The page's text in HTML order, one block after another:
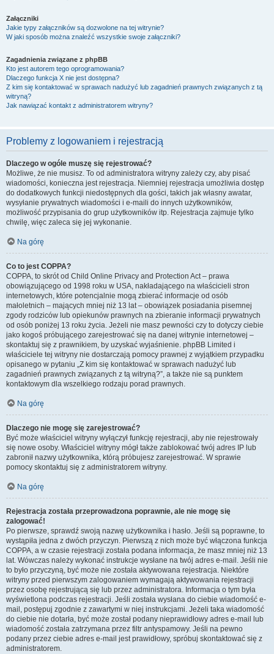
Załączniki
Jakie typy załączników są dozwolone na tej witrynie?
W jaki sposób można znaleźć wszystkie swoje załączniki?
Zagadnienia związane z phpBB
Kto jest autorem tego oprogramowania?
Dlaczego funkcja X nie jest dostępna?
Z kim się kontaktować w sprawach nadużyć lub zagadnień prawnych związanych z tą
witryną?
Jak nawiązać kontakt z administratorem witryny?
Problemy z logowaniem i rejestracją
Dlaczego w ogóle muszę się rejestrować?
Możliwe, że nie musisz. To od administratora witryny zależy czy, aby pisać
wiadomości, konieczna jest rejestracja. Niemniej rejestracja umożliwia dostęp
do dodatkowych funkcji niedostępnych dla gości, takich jak własny awatar,
wysyłanie prywatnych wiadomości i e-maili do innych użytkowników,
możliwość przypisania do grup użytkowników itp. Rejestracja zajmuje tylko
chwilę, więc zaleca się jej wykonanie.
Na górę
Co to jest COPPA?
COPPA, to skrót od Child Online Privacy and Protection Act – prawa
obowiązującego od 1998 roku w USA, nakładającego na właścicieli stron
internetowych, które potencjalnie mogą zbierać informacje od osób
małoletnich – mających mniej niż 13 lat – obowiązek posiadania pisemnej
zgody rodziców lub opiekunów prawnych na zbieranie informacji prywatnych
od osób poniżej 13 roku życia. Jeżeli nie masz pewności czy to dotyczy ciebie
jako kogoś próbującego zarejestrować się na danej witrynie internetowej –
skontaktuj się z prawnikiem, by uzyskać wyjaśnienie. phpBB Limited i
właściciele tej witryny nie dostarczają pomocy prawnej z wyjątkiem przypadku
opisanego w pytaniu „Z kim się kontaktować w sprawach nadużyć lub
zagadnień prawnych związanych z tą witryną?”, a także nie są punktem
kontaktowym dla wszelkiego rodzaju porad prawnych.
Na górę
Dlaczego nie mogę się zarejestrować?
Być może właściciel witryny wyłączył funkcję rejestracji, aby nie rejestrowały
się nowe osoby. Właściciel witryny mógł także zablokować twój adres IP lub
zabronił nazwy użytkownika, którą próbujesz zarejestrować. W sprawie
pomocy skontaktuj się z administratorem witryny.
Na górę
Rejestracja została przeprowadzona poprawnie, ale nie mogę się
zalogować!
Po pierwsze, sprawdź swoją nazwę użytkownika i hasło. Jeśli są poprawne, to
wystąpiła jedna z dwóch przyczyn. Pierwszą z nich może być włączona funkcja
COPPA, a w czasie rejestracji została podana informacja, że masz mniej niż 13
lat. Wówczas należy wykonać instrukcje wysłane na twój adres e-mail. Jeśli nie
to było przyczyną, być może nie została aktywowana rejestracja. Niektóre
witryny przed pierwszym zalogowaniem wymagają aktywowania rejestracji
przez osobę rejestrującą się lub przez administratora. Informacja o tym była
wyświetlona podczas rejestracji. Jeśli została wysłana do ciebie wiadomość e-
mail, postępuj zgodnie z zawartymi w niej instrukcjami. Jeżeli taka wiadomość
do ciebie nie dotarła, być może został podany nieprawidłowy adres e-mail lub
wiadomość została zatrzymana przez filtr antyspamowy. Jeśli na pewno
podany przez ciebie adres e-mail jest prawidłowy, spróbuj skontaktować się z
administratorem.